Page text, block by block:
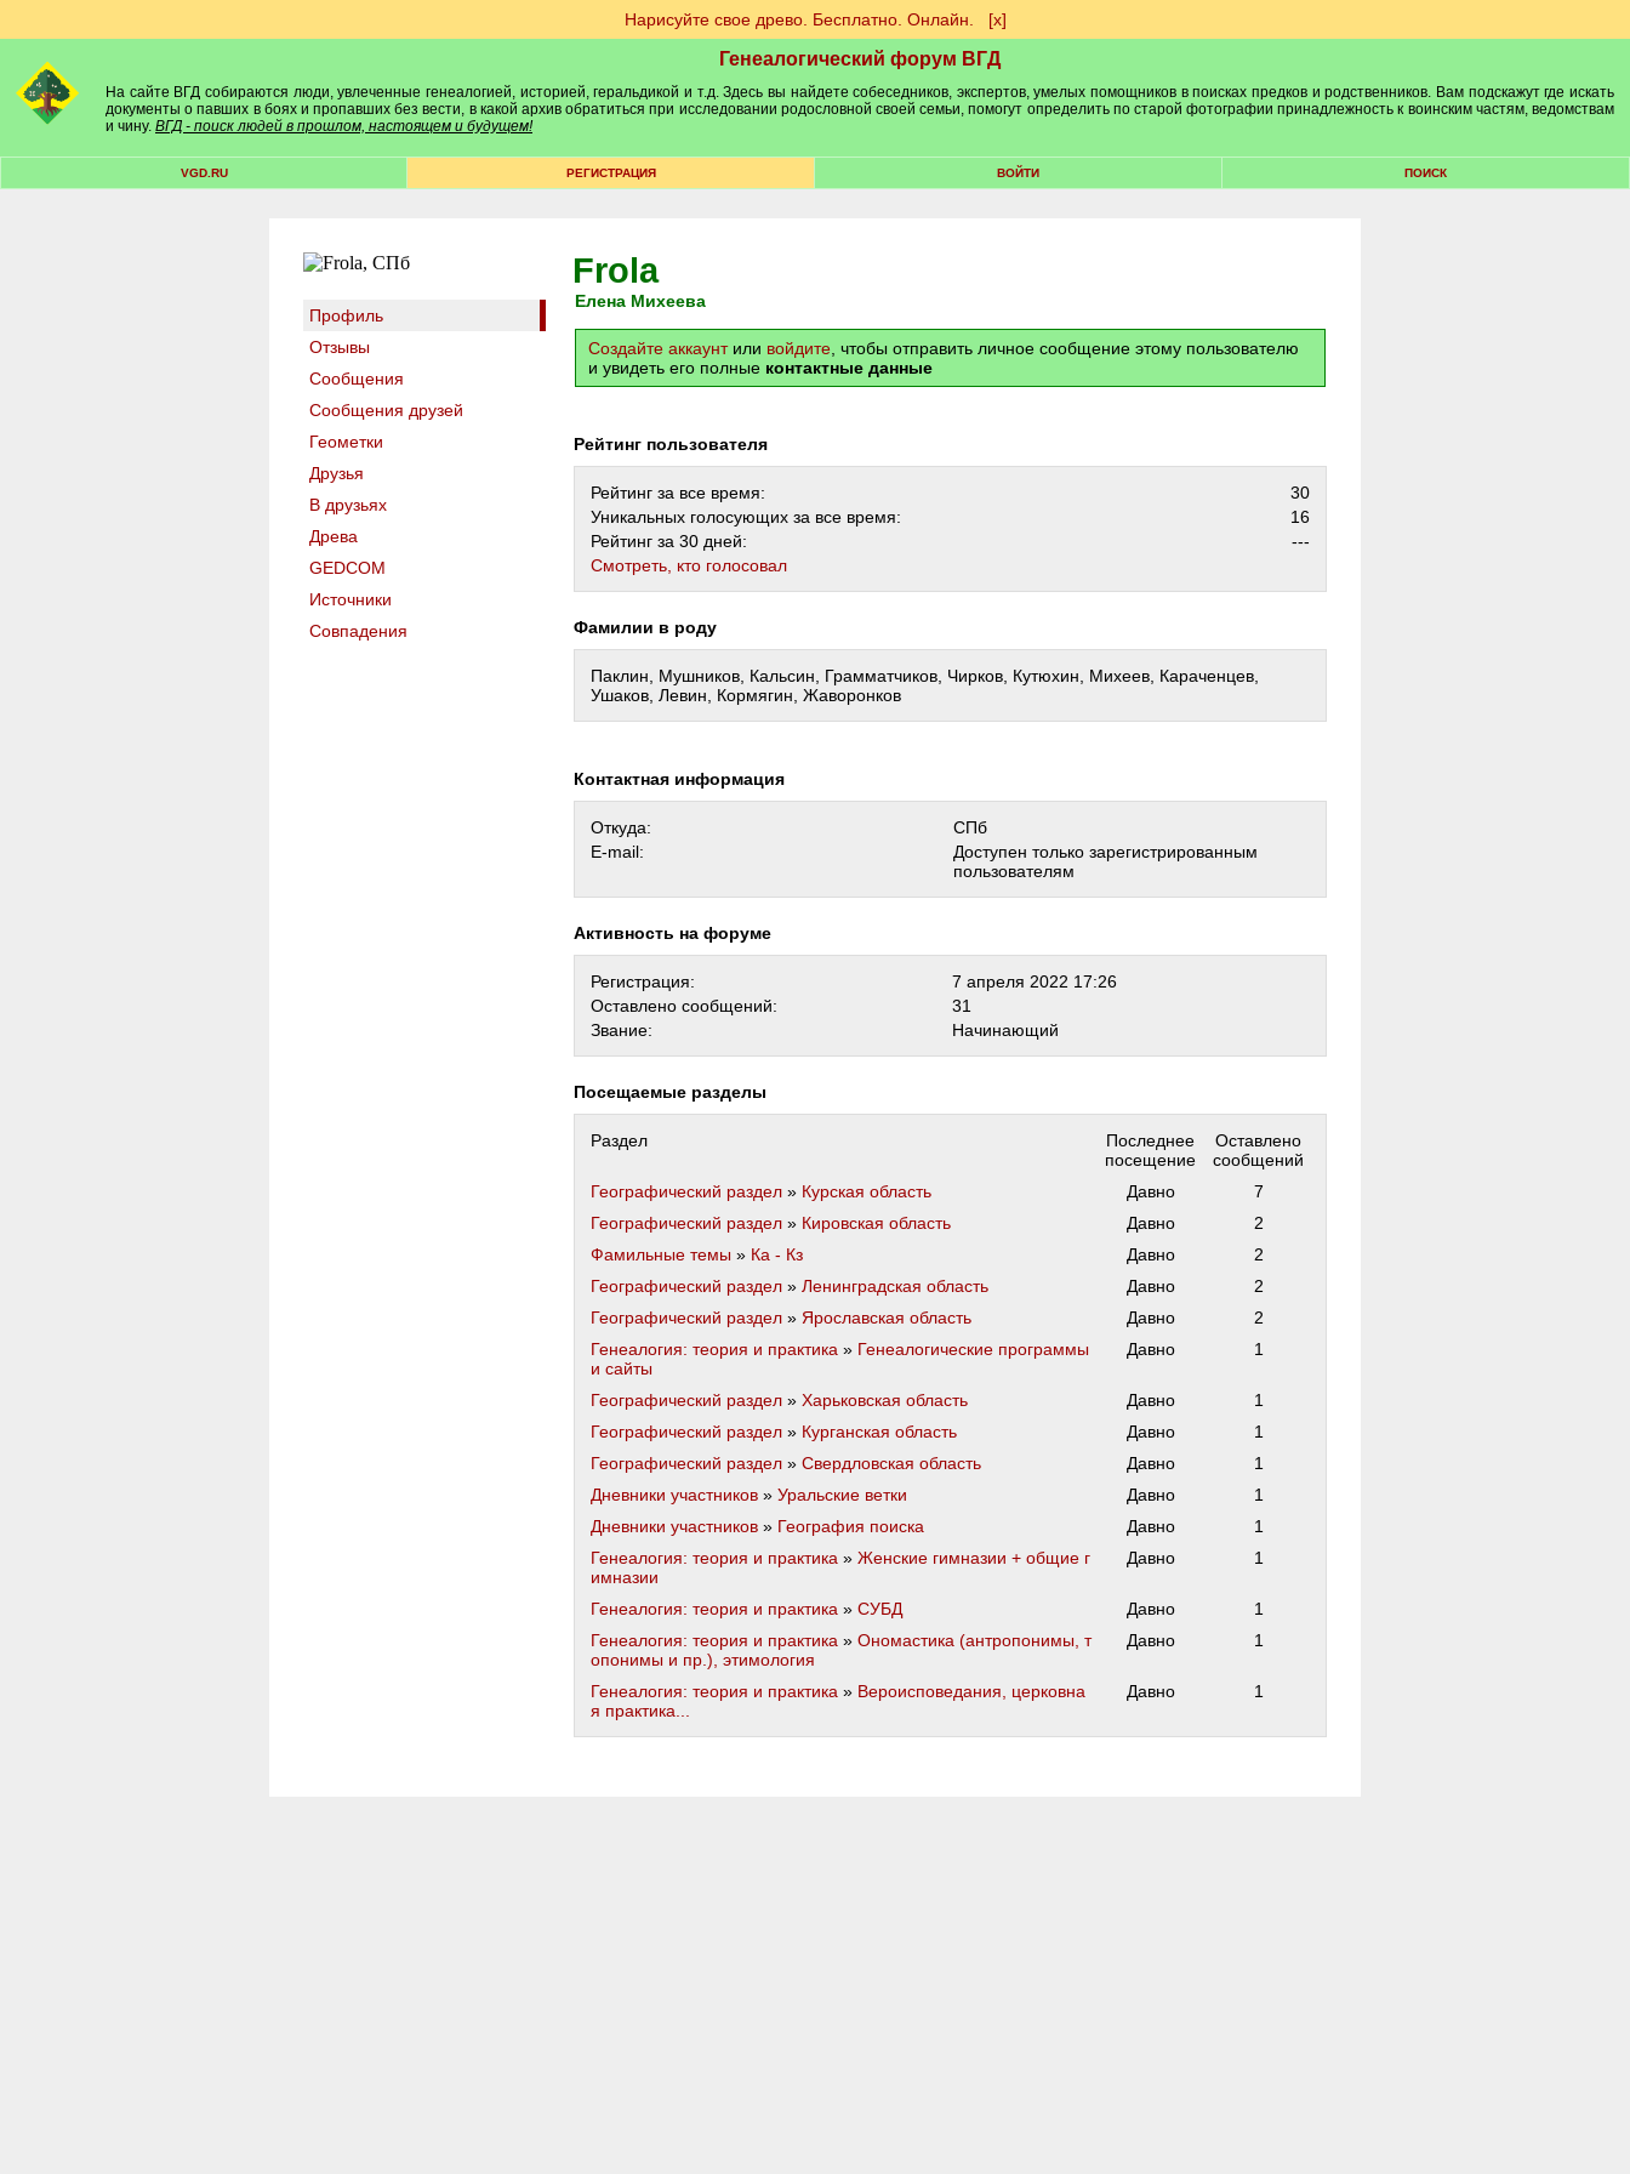
Нарисуйте свое древо. Бесплатно. Онлайн. [х]
Генеалогический форум ВГД
На сайте ВГД собираются люди, увлеченные генеалогией, историей, геральдикой и т.д. Здесь вы найдете собеседников, экспертов, умелых помощников в поисках предков и родственников. Вам подскажут где искать
документы о павших в боях и пропавших без вести, в какой архив обратиться при исследовании родословной своей семьи, помогут определить по старой фотографии принадлежность к воинским частям, ведомствам
и чину. ВГД - поиск людей в прошлом, настоящем и будущем!
VGD.RU РЕГИСТРАЦИЯ ВОЙТИ ПОИСК
Профиль
Отзывы
Сообщения
Сообщения друзей
Геометки
Друзья
В друзьях
Древа
GEDCOM
Источники
Совпадения
Frola
Елена Михеева
Создайте аккаунтили войдите , чтобы отправить личное сообщение этому пользователю
и увидеть его полные контактные данные
Рейтинг пользователя
Рейтинг за все время:
30
Уникальных голосующих за все время:
16
Рейтинг за 30 дней:
---
Cмотреть, кто голосовал
Фамилии в роду
Паклин, Мушников, Кальсин, Грамматчиков, Чирков, Кутюхин, Михеев, Караченцев,
Ушаков, Левин, Кормягин, Жаворонков
Контактная информация
Откуда:
СПб
E-mail:
Доступен только зарегистрированным
пользователям
Активность на форуме
Регистрация:
7 апреля 2022 17:26
Оставлено сообщений:
31
Звание:
Начинающий
Посещаемые разделы
Раздел
Последнее
посещение
Оставлено
сообщений
Географический раздел » Курская область Давно
7
Географический раздел » Кировская область Давно
2
Фамильные темы » Ка - Кз Давно
2
Географический раздел » Ленинградская область Давно
2
Географический раздел » Ярославская область Давно
2
Генеалогия: теория и практика » Генеалогические программы
и сайты
Давно 1
Географический раздел » Харьковская область Давно
1
Географический раздел » Курганская область Давно
1
Географический раздел » Свердловская область Давно
1
Дневники участников » Уральские ветки Давно
1
Дневники участников » География поиска Давно
1
Генеалогия: теория и практика » Женские гимназии + общие г
имназии
Давно 1
Генеалогия: теория и практика » СУБД Давно
1
Генеалогия: теория и практика » Ономастика (антропонимы, т
опонимы и пр.), этимология
Давно 1
Генеалогия: теория и практика » Вероисповедания, церковна
я практика...
Давно 1